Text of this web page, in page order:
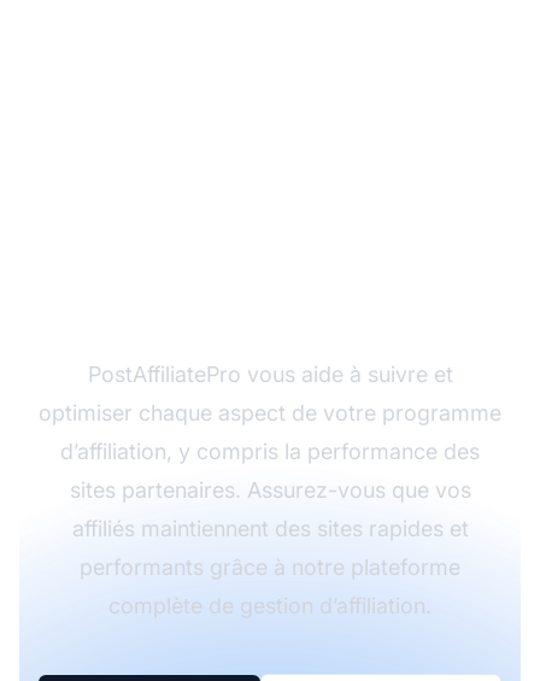
PostAffiliatePro vous aide à suivre et
optimiser chaque aspect de votre programme
d’affiliation, y compris la performance des
sites partenaires. Assurez-vous que vos
affiliés maintiennent des sites rapides et
performants grâce à notre plateforme
complète de gestion d’affiliation.